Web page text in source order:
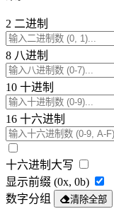
2 二进制
8 八进制
10 十进制
16 十六进制
十六进制大写
显示前缀 (0x, 0b)
数字分组
清除全部